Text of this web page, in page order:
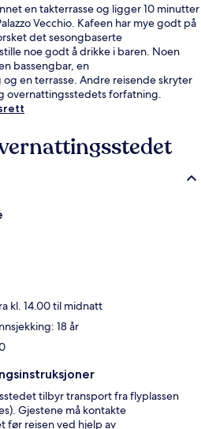
en takterrasse og ligger 10 minutter
Vecchio. Kafeen har mye godt på
det sesongbaserte
noe godt å drikke i baren. Noen
bassengbar, en
en terrasse. Andre reisende skryter
overnattingsstedets forfatning.
kl. 14.00 til midnatt
18 år
tilbyr transport fra flyplassen
Gjestene må kontakte
før reisen ved hjelp av